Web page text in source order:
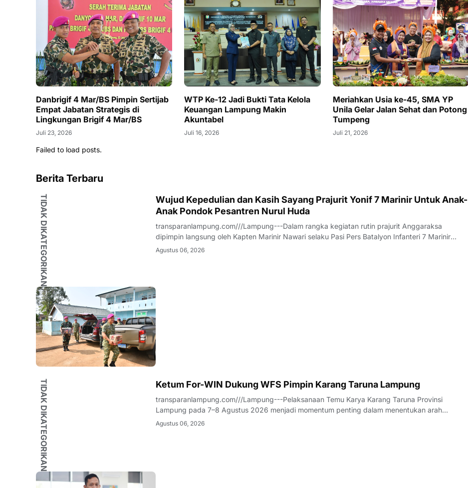
Danbrigif 4 Mar/BS Pimpin Sertijab
Empat Jabatan Strategis di
Lingkungan Brigif 4 Mar/BS
Juli 23, 2026
WTP Ke-12 Jadi Bukti Tata Kelola
Keuangan Lampung Makin
Akuntabel
Juli 16, 2026
Meriahkan Usia ke-45, SMA YP
Unila Gelar Jalan Sehat dan Potong
Tumpeng
Juli 21, 2026
Failed to load posts.
Berita Terbaru
TIDAK DIKATEGORIKAN
Wujud Kepedulian dan Kasih Sayang Prajurit Yonif 7 Marinir Untuk Anak-
Anak Pondok Pesantren Nurul Huda
transparanlampung.com///Lampung---Dalam rangka kegiatan rutin prajurit Anggaraksa
dipimpin langsung oleh Kapten Marinir Nawari selaku Pasi Pers Batalyon Infanteri 7 Marinir
beaserta Ketua dan anggota Jalasenastri Ranting A Cabang 7 PG Kormar melaksanakan
Agustus 06, 2026
TIDAK DIKATEGORIKAN Ketum For-WIN Dukung WFS Pimpin Karang Taruna Lampung
transparanlampung.com///Lampung---Pelaksanaan Temu Karya Karang Taruna Provinsi
Lampung pada 7–8 Agustus 2026 menjadi momentum penting dalam menentukan arah
organisasi kepemudaan tersebut untuk lima tahun ke depan. Di tengah dinamika tersebut,
Agustus 06, 2026